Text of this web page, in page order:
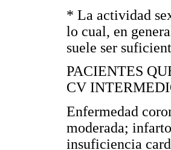
* La actividad
lo cual, en
suele ser
PACIENTES
CV
Enfermedad
moderada;
insuficiencia